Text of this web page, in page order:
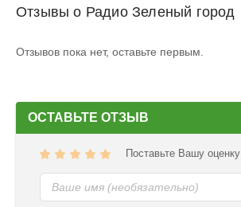
Отзывы о Радио Зеленый город
Отзывов пока нет, оставьте первым.
ОСТАВЬТЕ ОТЗЫВ
Поставьте Вашу оценку